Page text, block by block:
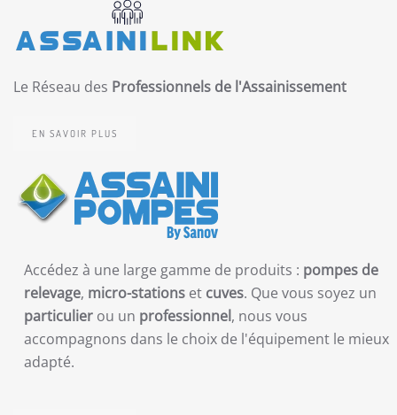
Le Réseau des Professionnels de l'Assainissement
EN SAVOIR PLUS
Accédez à une large gamme de produits : pompes de
relevage, micro-stations et cuves. Que vous soyez un
particulier ou un professionnel, nous vous
accompagnons dans le choix de l'équipement le mieux
adapté.